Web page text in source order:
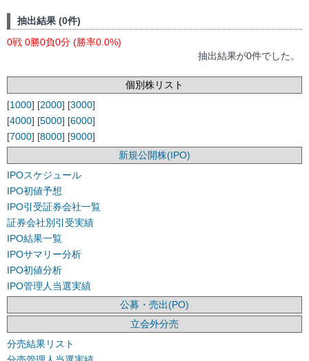
抽出結果 (0件)
0戦 0勝0負0分 (勝率0.0%)
抽出結果が0件でした。
個別株リスト
[1000] [2000] [3000]
[4000] [5000] [6000]
[7000] [8000] [9000]
新規公開株(IPO)
IPOスケジュール
IPO初値予想
IPO引受証券会社一覧
証券会社別引受実績
IPO結果一覧
IPOサマリー分析
IPO初値分析
IPO管理人当選実績
公募・売出(PO)
立会外分売
分売結果リスト